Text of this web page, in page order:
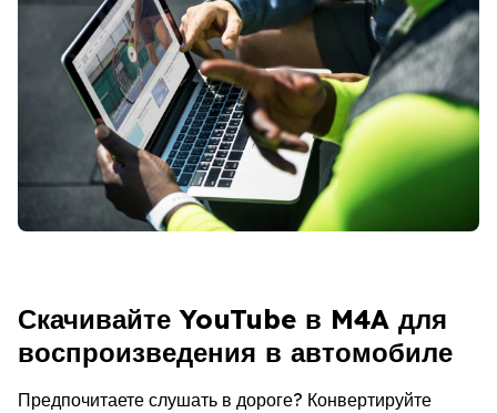
Скачивайте YouTube в M4A для
воспроизведения в автомобиле
Предпочитаете слушать в дороге? Конвертируйте